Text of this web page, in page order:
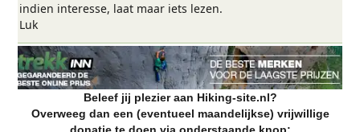
indien interesse, laat maar iets lezen.
Luk
Beleef jij plezier aan Hiking-site.nl?
Overweeg dan een (eventueel maandelijkse) vrijwillige